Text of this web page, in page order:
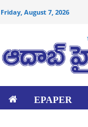
Friday, August 7, 2026
EPAPER